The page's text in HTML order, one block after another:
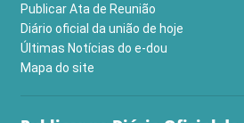
Publicar Ata de Reunião
Diário oficial da união de hoje
Últimas Notícias do e-dou
Mapa do site